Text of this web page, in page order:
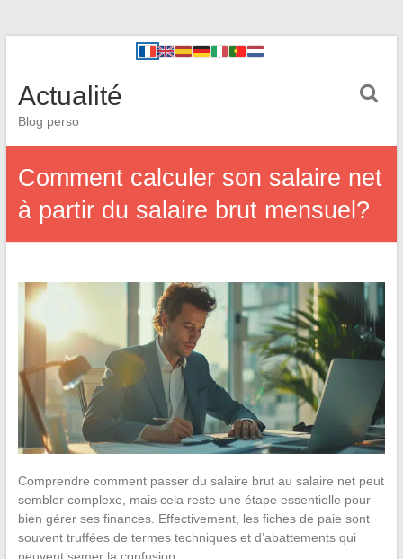
Actualité
Blog perso
Comment calculer son salaire net
à partir du salaire brut mensuel?
Comprendre comment passer du salaire brut au salaire net peut
sembler complexe, mais cela reste une étape essentielle pour
bien gérer ses finances. Effectivement, les fiches de paie sont
souvent truffées de termes techniques et d’abattements qui